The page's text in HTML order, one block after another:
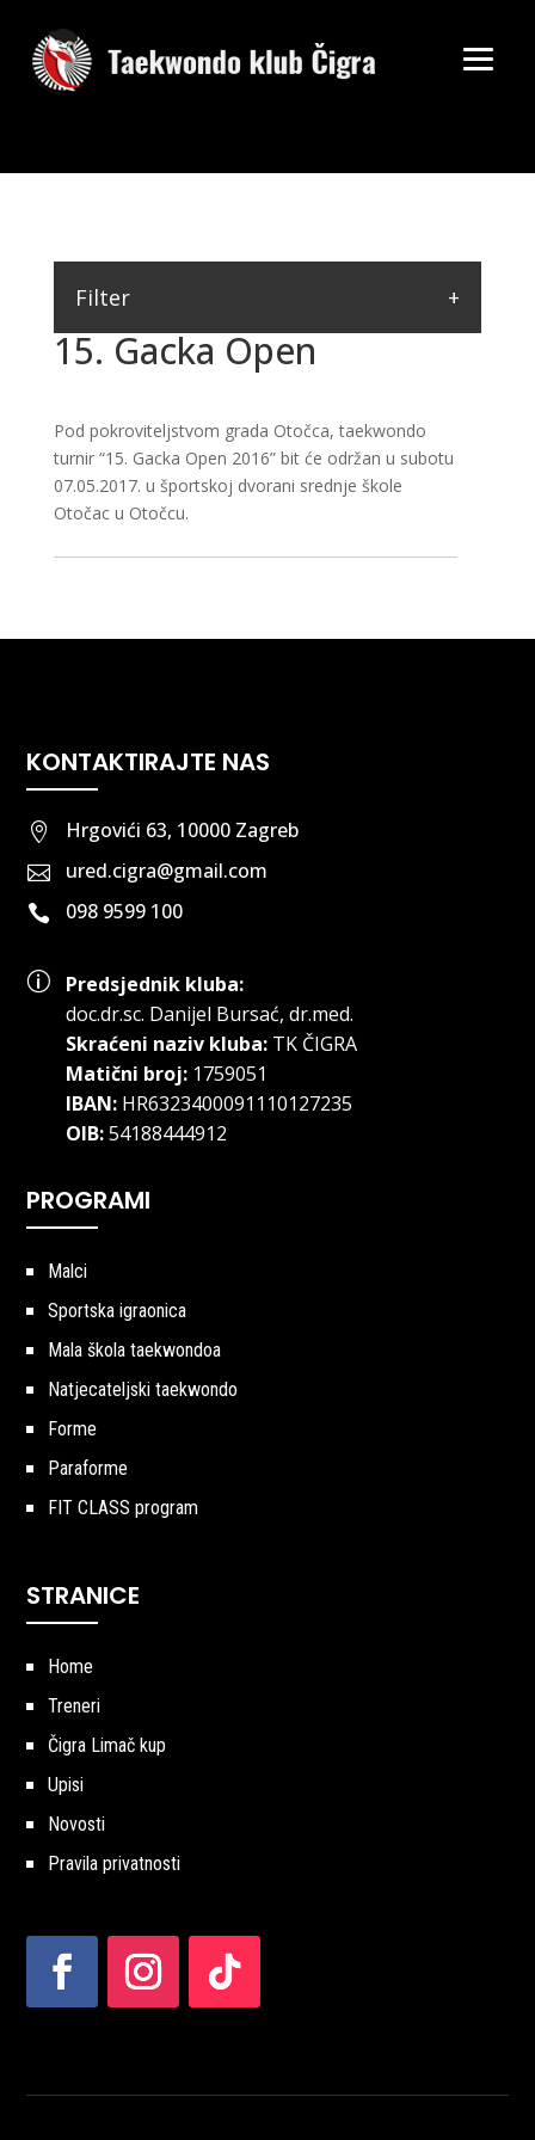
15. Gacka Open
Pod pokroviteljstvom grada Otočca, taekwondo
turnir “15. Gacka Open 2016” bit će održan u subotu
07.05.2017. u športskoj dvorani srednje škole
Otočac u Otočcu.
Filter
KONTAKTIRAJTE NAS
 Hrgovići 63, 10000 Zagreb
 ured.cigra@gmail.com
 098 9599 100
p
Predsjednik kluba:
doc.dr.sc. Danijel Bursać, dr.med.
Skraćeni naziv kluba:TK ČIGRA
Matični broj:1759051
IBAN:HR6323400091110127235
OIB:54188444912
PROGRAMI
Malci
Sportska igraonica
Mala škola taekwondoa
Natjecateljski taekwondo
Forme
Paraforme
FIT CLASS program
STRANICE
Home
Treneri
Čigra Limač kup
Upisi
Novosti
Pravila privatnosti